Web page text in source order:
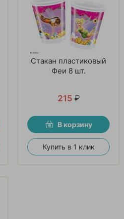
Стакан пластиковый
Феи 8 шт.
215 ₽
В корзину
Купить в 1 клик